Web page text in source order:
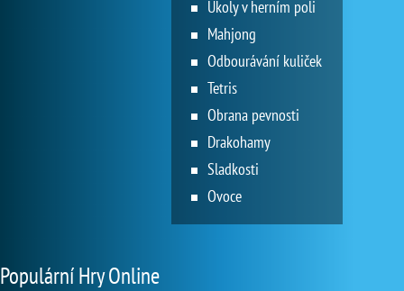
Úkoly v herním poli
Mahjong
Odbourávání kuliček
Tetris
Obrana pevnosti
Drakohamy
Sladkosti
Ovoce
Populární Hry Online